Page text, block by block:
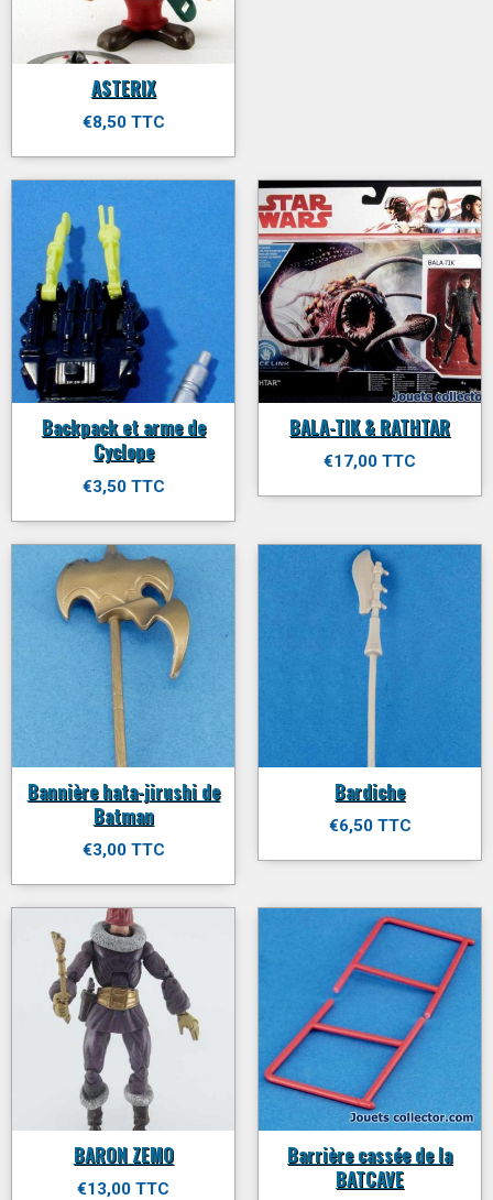
ASTERIX
€8,50 TTC
Backpack et arme de
Cyclope
€3,50 TTC
BALA-TIK & RATHTAR
€17,00 TTC
Bannière hata-jirushi de
Batman
€3,00 TTC
Bardiche
€6,50 TTC
BARON ZEMO
€13,00 TTC
Barrière cassée de la
BATCAVE